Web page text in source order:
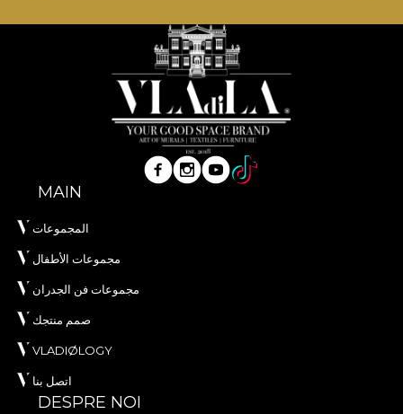
MAIN
المجموعات
مجموعات الأطفال
مجموعات فن الجدران
صمم منتجك
VLADIØLOGY
اتصل بنا
DESPRE NOI